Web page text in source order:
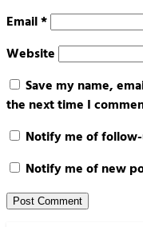
Email*
Website
Save my name,
the next time I
Notify me of
Notify me of new